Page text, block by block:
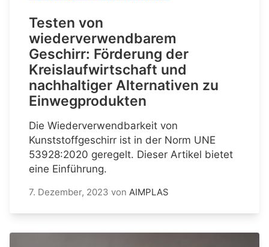
Testen von
wiederverwendbarem
Geschirr: Förderung der
Kreislaufwirtschaft und
nachhaltiger Alternativen zu
Einwegprodukten
Die Wiederverwendbarkeit von
Kunststoffgeschirr ist in der Norm UNE
53928:2020 geregelt. Dieser Artikel bietet
eine Einführung.
7. Dezember, 2023 von AIMPLAS